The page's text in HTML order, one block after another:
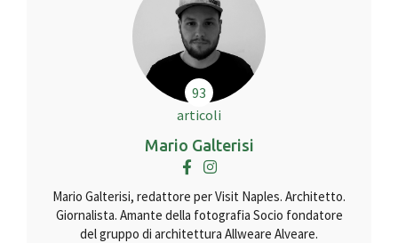
93
articoli
Mario Galterisi
Mario Galterisi, redattore per Visit Naples. Architetto.
Giornalista. Amante della fotografia Socio fondatore
del gruppo di architettura Allweare Alveare.